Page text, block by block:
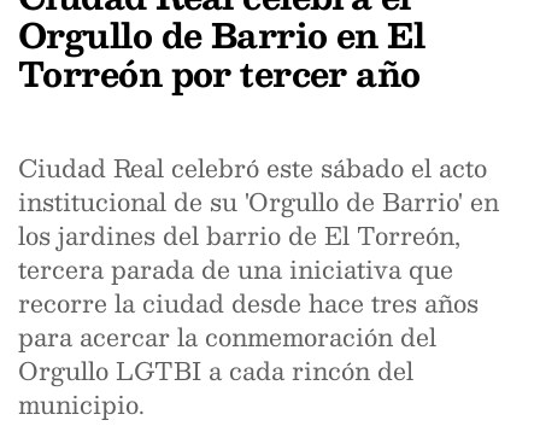
Orgullo de Barrio en El
Torreón por tercer año
Ciudad Real celebró este sábado el acto
institucional de su 'Orgullo de Barrio' en
los jardines del barrio de El Torreón,
tercera parada de una iniciativa que
recorre la ciudad desde hace tres años
para acercar la conmemoración del
Orgullo LGTBI a cada rincón del
municipio.